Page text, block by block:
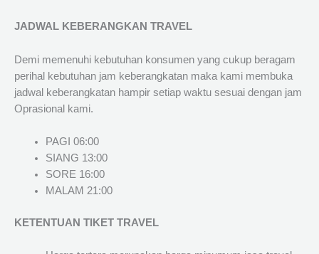
JADWAL KEBERANGKAN TRAVEL
Demi memenuhi kebutuhan konsumen yang cukup beragam
perihal kebutuhan jam keberangkatan maka kami membuka
jadwal keberangkatan hampir setiap waktu sesuai dengan jam
Oprasional kami.
PAGI 06:00
SIANG 13:00
SORE 16:00
MALAM 21:00
KETENTUAN TIKET TRAVEL